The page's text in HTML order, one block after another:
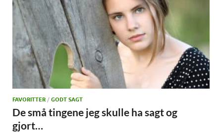
FAVORITTER / GODT SAGT
De små tingene jeg skulle ha sagt og
gjort…